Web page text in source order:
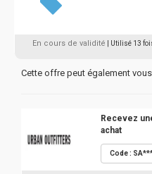
En cours de validité | Utilisé 13
Cette offre peut également
Recevez
achat
Code :